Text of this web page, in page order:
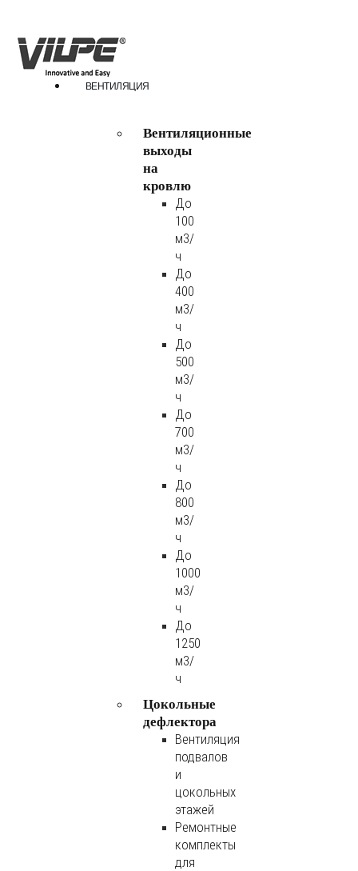
ВЕНТИЛЯЦИЯ
Вентиляционные
выходы
на
кровлю
До
100
м3/
ч
До
400
м3/
ч
До
500
м3/
ч
До
700
м3/
ч
До
800
м3/
ч
До
1000
м3/
ч
До
1250
м3/
ч
Цокольные
дефлектора
Вентиляция
подвалов
и
цокольных
этажей
Ремонтные
комплекты
для